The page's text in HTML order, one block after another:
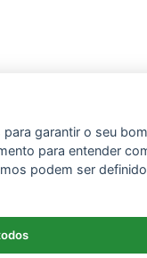
para garantir o seu
para entender
podem ser